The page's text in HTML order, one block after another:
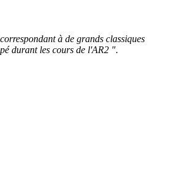
à de grands classiques
durant les cours de l'AR2 ".